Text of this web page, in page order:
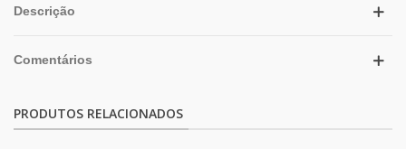
Descrição
Comentários
PRODUTOS RELACIONADOS